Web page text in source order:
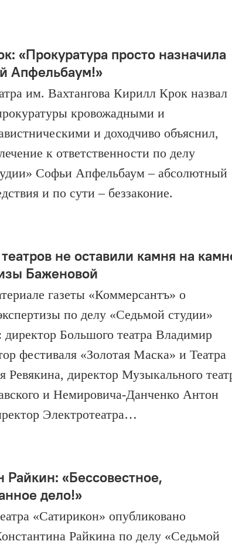
«Прокуратура просто назначила
Апфельбаум!»
им. Вахтангова Кирилл Крок назвал
кровожадными и
и доходчиво объяснил,
к ответственности по делу
Софьи Апфельбаум – абсолютный
и по сути – беззаконие.
не оставили камня на
Баженовой
газеты «Коммерсантъ» о
по делу «Седьмой студии»
директор Большого театра Владимир
фестиваля «Золотая Маска» и Театра
директор Музыкального
и Немировича-Данченко Антон
Электротеатра…
Райкин: «Бессовестное,
дело!»
«Сатирикон» опубликовано
Райкина по делу «Седьмой